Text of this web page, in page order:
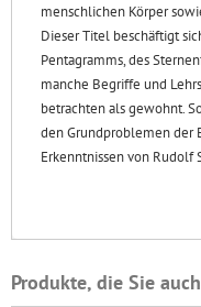
menschlichen Körper
Dieser Titel beschäftigt
Pentagramms, des
manche Begriffe und
betrachten als gewohnt.
den Grundproblemen der
Erkenntnissen von Rudolf
Produkte, die Sie